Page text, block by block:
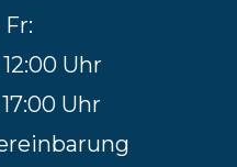
Fr:
Uhr
Uhr